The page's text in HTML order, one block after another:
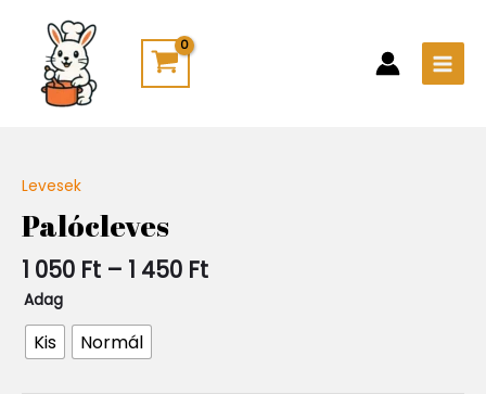
content
Levesek
Palócleves
1 050 Ft – 1 450 Ft-
1
Adag
Kis Normál